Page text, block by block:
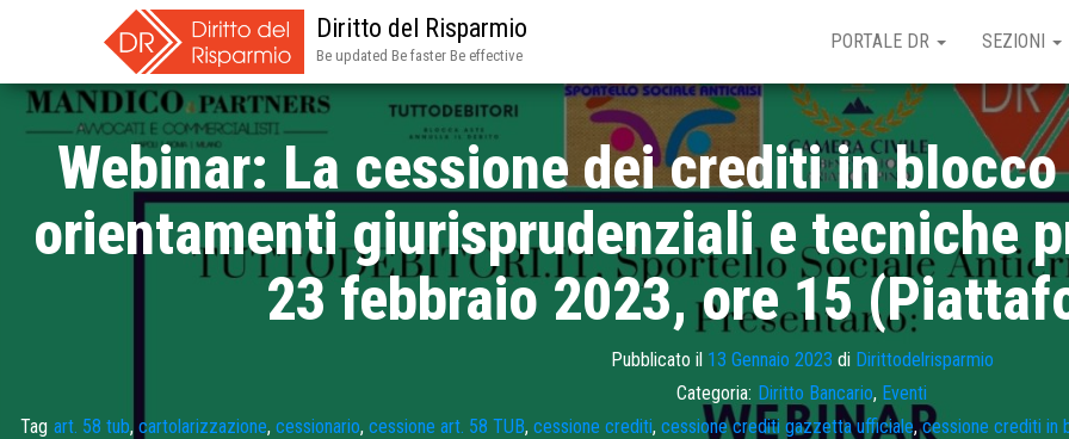
Diritto del Risparmio
Be updated Be faster Be effective
PORTALE DR SEZIONI
Webinar: La cessione dei crediti in
orientamenti giurisprudenziali e tecniche
23 febbraio 2023, ore 15
Pubblicato il 13 Gennaio 2023 di Dirittodelrisparmio
Categoria: Diritto Bancario, Eventi
Tag art. 58 tub, cartolarizzazione, cessionario, cessione art. 58 TUB, cessione crediti, cessione crediti gazzetta ufficiale,cessione crediti in